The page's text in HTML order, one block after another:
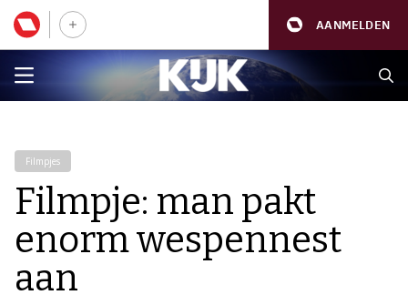
AANMELDEN
Filmpjes
Filmpje: man pakt
enorm wespennest
aan